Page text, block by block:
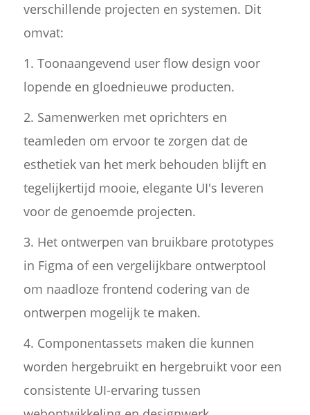
verschillende projecten en systemen. Dit
omvat:
1. Toonaangevend user flow design voor
lopende en gloednieuwe producten.
2. Samenwerken met oprichters en
teamleden om ervoor te zorgen dat de
esthetiek van het merk behouden blijft en
tegelijkertijd mooie, elegante UI's leveren
voor de genoemde projecten.
3. Het ontwerpen van bruikbare prototypes
in Figma of een vergelijkbare ontwerptool
om naadloze frontend codering van de
ontwerpen mogelijk te maken.
4. Componentassets maken die kunnen
worden hergebruikt en hergebruikt voor een
consistente UI-ervaring tussen